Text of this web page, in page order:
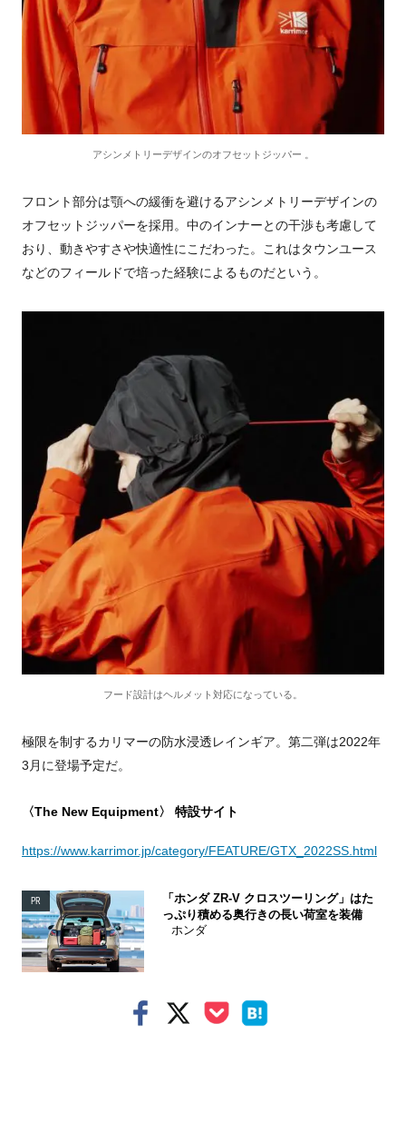
アシンメトリーデザインのオフセットジッパー 。
フロント部分は顎への緩衝を避けるアシンメトリーデザインの
オフセットジッパーを採用。中のインナーとの干渉も考慮して
おり、動きやすさや快適性にこだわった。これはタウンユース
などのフィールドで培った経験によるものだという。
フード設計はヘルメット対応になっている。
極限を制するカリマーの防水浸透レインギア。第二弾は2022年
3 月に登場予定だ。
〈The New Equipment〉 特設サイト
https://www.karrimor.jp/category/FEATURE/GTX_2022SS.html
PR
「ホンダ ZR-V クロスツーリング」はた
っぷり積める奥行きの長い荷室を装備
ホンダ